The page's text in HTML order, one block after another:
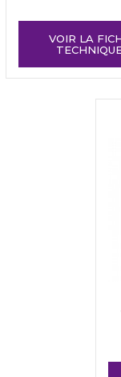
VOIR LA